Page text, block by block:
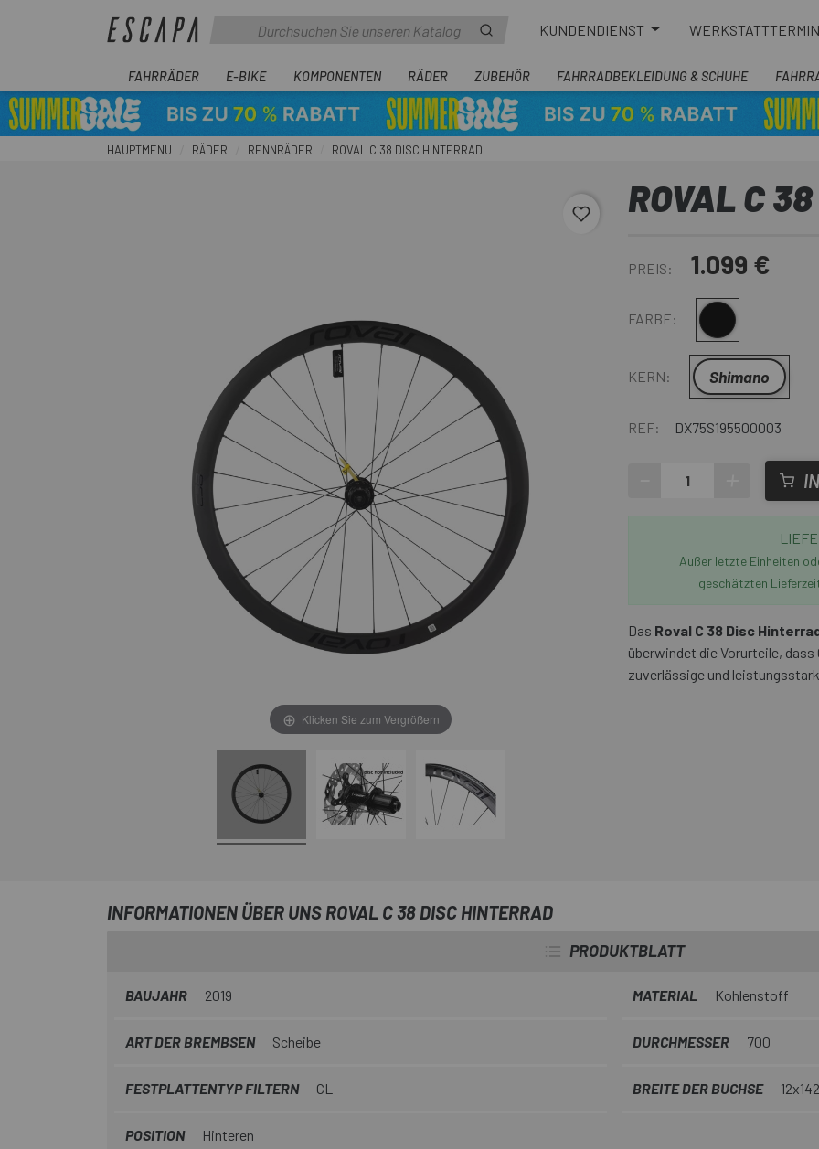
KUNDENDIENST
FAHRRÄDER E-BIKE KOMPONENTEN RÄDER ZUBEHÖR FAHRRADBEKLEIDUNG & SCHUHE
HAUPTMENU RÄDER RENNRÄDER ROVAL C 38 DISC HINTERRAD
favorite_border
Klicken Sie zum Vergrößern
ROVAL C
PREIS: 1.099 €
FARBE: Schwarz
KERN: Shimano
REF: DX75S195500003
Außer letzte Einheiten
geschätzten
Das Roval C 38 Disc
überwindet die Vorurteile,
zuverlässige und
INFORMATIONEN ÜBER UNS ROVAL C 38 DISC HINTERRAD
PRODUKTBLATT
BAUJAHR 2019 MATERIAL Kohlenstoff
ART DER BREMBSEN Scheibe DURCHMESSER 700
FESTPLATTENTYP FILTERN CL BREITE DER BUCHSE
POSITION Hinteren